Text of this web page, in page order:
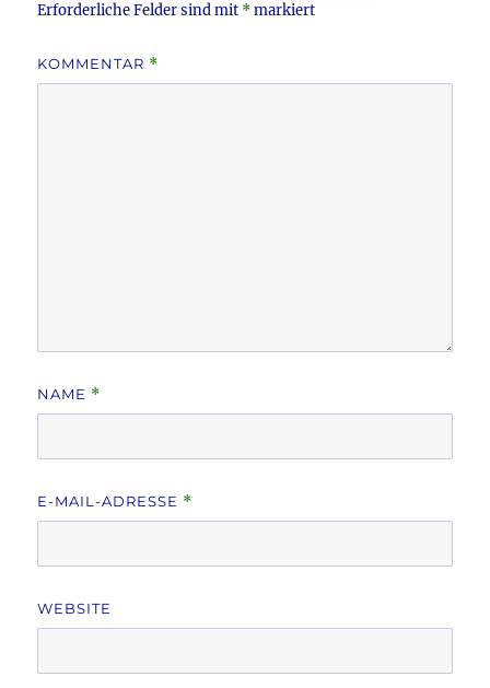
Erforderliche Felder sind mit *markiert
KOMMENTAR *
NAME *
E-MAIL-ADRESSE *
WEBSITE